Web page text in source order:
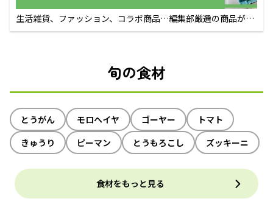
生活雑貨、ファッション、コラボ商品…編集部厳選の商品が買
えるECサイト
旬の食材
とうがん モロヘイヤ ゴーヤー
トマト
きゅうり
ピーマン とうもろこし ズッキーニ
食材をもっと見る